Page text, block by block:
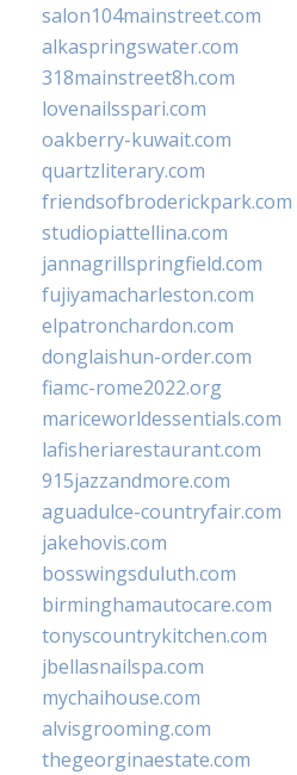
salon104mainstreet.com
alkaspringswater.com
318mainstreet8h.com
lovenailsspari.com
oakberry-kuwait.com
quartzliterary.com
friendsofbroderickpark.com
studiopiattellina.com
jannagrillspringfield.com
fujiyamacharleston.com
elpatronchardon.com
donglaishun-order.com
fiamc-rome2022.org
mariceworldessentials.com
lafisheriarestaurant.com
915jazzandmore.com
aguadulce-countryfair.com
jakehovis.com
bosswingsduluth.com
birminghamautocare.com
tonyscountrykitchen.com
jbellasnailspa.com
mychaihouse.com
alvisgrooming.com
thegeorginaestate.com